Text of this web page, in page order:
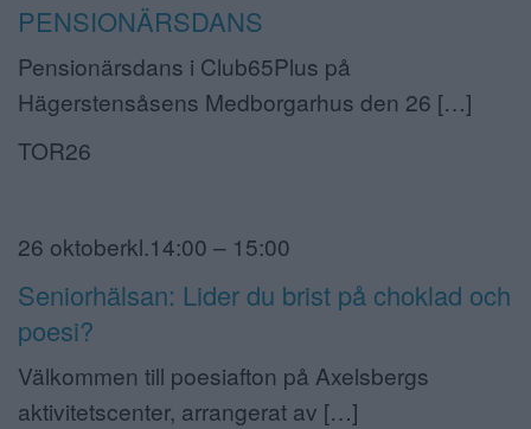
PENSIONÄRSDANS
Pensionärsdans i Club65Plus på
Hägerstensåsens Medborgarhus den 26 […]
TOR26
26 oktoberkl.14:00 – 15:00
Seniorhälsan: Lider du brist på choklad och
poesi?
Välkommen till poesiafton på Axelsbergs
aktivitetscenter, arrangerat av […]